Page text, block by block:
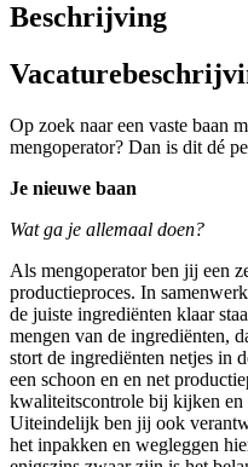
Beschrijving
Op zoek naar een vaste baan
mengoperator? Dan is dit dé
Je nieuwe baan
Wat ga je allemaal doen?
Als mengoperator ben jij een
productieproces. In
de juiste ingrediënten klaar
mengen van de ingrediënten,
stort de ingrediënten netjes in
een schoon en en net
kwaliteitscontrole bij kijken en
Uiteindelijk ben jij ook
het inpakken en wegleggen